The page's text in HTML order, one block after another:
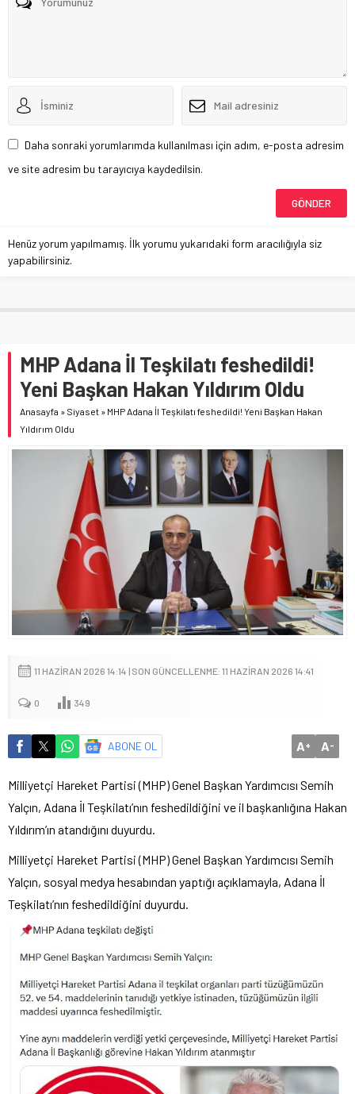
Daha sonraki yorumlarımda kullanılması için adım, e-posta adresim
ve site adresim bu tarayıcıya kaydedilsin.
Henüz yorum yapılmamış. İlk yorumu yukarıdaki form aracılığıyla siz
yapabilirsiniz.
MHP Adana İl Teşkilatı feshedildi!
Yeni Başkan Hakan Yıldırım Oldu
Anasayfa » Siyaset » MHP Adana İl Teşkilatı feshedildi! Yeni Başkan Hakan
Yıldırım Oldu
11 HAZIRAN 2026 14:14 | SON GÜNCELLENME: 11 HAZIRAN 2026 14:41
0 349
ABONE OL A+ A-
Milliyetçi Hareket Partisi (MHP) Genel Başkan Yardımcısı Semih
Yalçın, Adana İl Teşkilatı’nın feshedildiğini ve il başkanlığına Hakan
Yıldırım’ın atandığını duyurdu.
Milliyetçi Hareket Partisi (MHP) Genel Başkan Yardımcısı Semih
Yalçın, sosyal medya hesabından yaptığı açıklamayla, Adana İl
Teşkilatı’nın feshedildiğini duyurdu.